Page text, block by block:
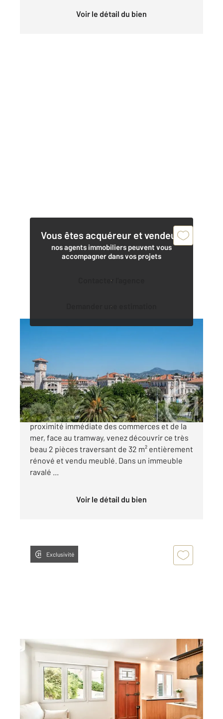
Voir le détail du bien
Vous êtes acquéreur et vendeur,
nos agents immobiliers peuvent vous
accompagner dans vos projets
Contacter l'agence
Demander une estimation
Appartement F2 à vendre
285 000 €
Vieux Nice, au cœur de la Coulée verte, à
proximité immédiate des commerces et de la
mer, face au tramway, venez découvrir ce très
beau 2 pièces traversant de 32 m² entièrement
rénové et vendu meublé. Dans un immeuble
ravalé ...
Voir le détail du bien
Exclusivité
NICE 06
22,24 m , 2 pièces
Ref : 16076
Appartement F2 à vendre
235 000 €